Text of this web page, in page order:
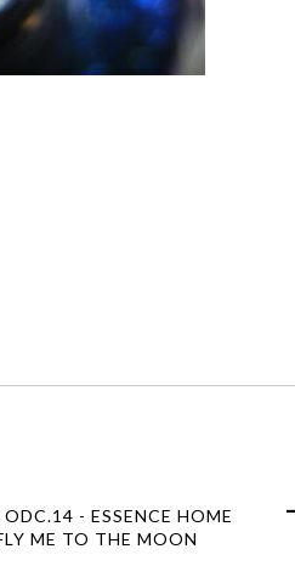
- ESSENCE HOME
ME TO THE MOON